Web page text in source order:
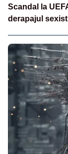
Scandal la
derapajul